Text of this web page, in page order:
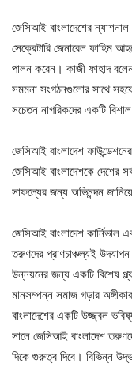
জেসিআই বাংলাদেশের ন্যাশনাল
সেক্রেটারি জেনারেল ফাহিম
পালন করেন। কাজী ফাহাদ
সমমনা সংগঠনগুলোর সাথে
সচেতন নাগরিকদের একটি
জেসিআই বাংলাদেশ
জেসিআই বাংলাদেশকে দেশের
সাফল্যের জন্য অভিনন্দন
জেসিআই বাংলাদেশ কার্নিভাল
তরুণদের প্রাণচাঞ্চল্যই
উন্নয়নের জন্য একটি বিশেষ
মানসম্পন্ন সমাজ গড়ার
বাংলাদেশের একটি উজ্জ্বল
সালে জেসিআই বাংলাদেশ
দিকে গুরুত্ব দিবে। বিভিন্ন